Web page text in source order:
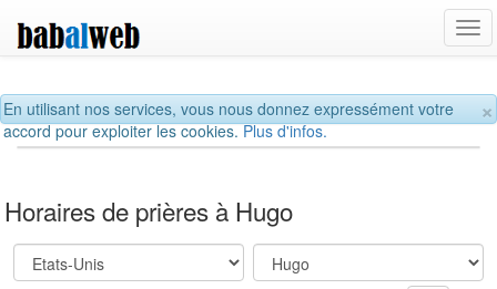
×
En utilisant nos services, vous nous donnez expressément votre
accord pour exploiter les cookies.Plus d'infos.
Horaires de prières à Hugo